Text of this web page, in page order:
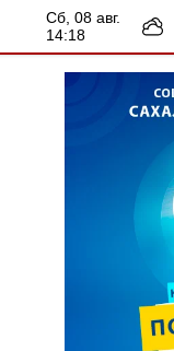
сб, 08 авг.
14:18